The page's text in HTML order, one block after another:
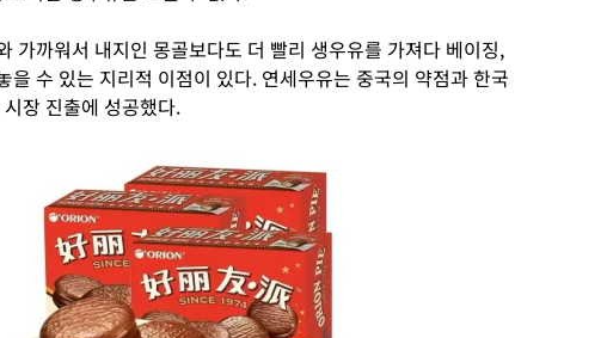
가까워서 내지인 몽골보다도 더 빨리 생우유를 가져다 베이징,
을 수 있는 지리적 이점이 있다. 연세우유는 중국의 약점과 한국
장 진출에 성공했다.